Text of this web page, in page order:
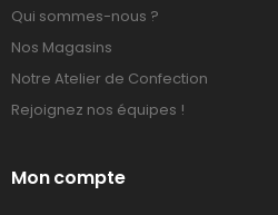
Qui sommes-nous ?
Nos Magasins
Notre Atelier de Confection
Rejoignez nos équipes !
Mon compte